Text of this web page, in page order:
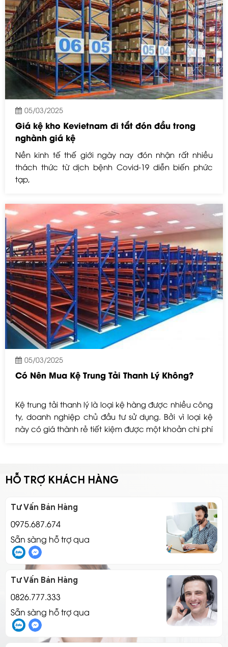
05/03/2025
Giá kệ kho Kevietnam đi tắt đón đầu trong
nghành giá kệ
Nền kinh tế thế giới ngày nay đón nhận rất nhiều
thách thức từ dịch bệnh Covid-19 diễn biến phức
tạp,
05/03/2025
Có Nên Mua Kệ Trung Tải Thanh Lý Không?
Kệ trung tải thanh lý là loại kệ hàng được nhiều công
ty, doanh nghiệp chủ đầu tư sử dụng. Bởi vì loại kệ
này có giá thành rẻ tiết kiệm được một khoản chi phí
sao?
HỖ TRỢ KHÁCH HÀNG
Tư Vấn Bán Hàng
0975.687.674
Sẵn sàng hỗ trợ qua
Tư Vấn Bán Hàng
0826.777.333
Sẵn sàng hỗ trợ qua